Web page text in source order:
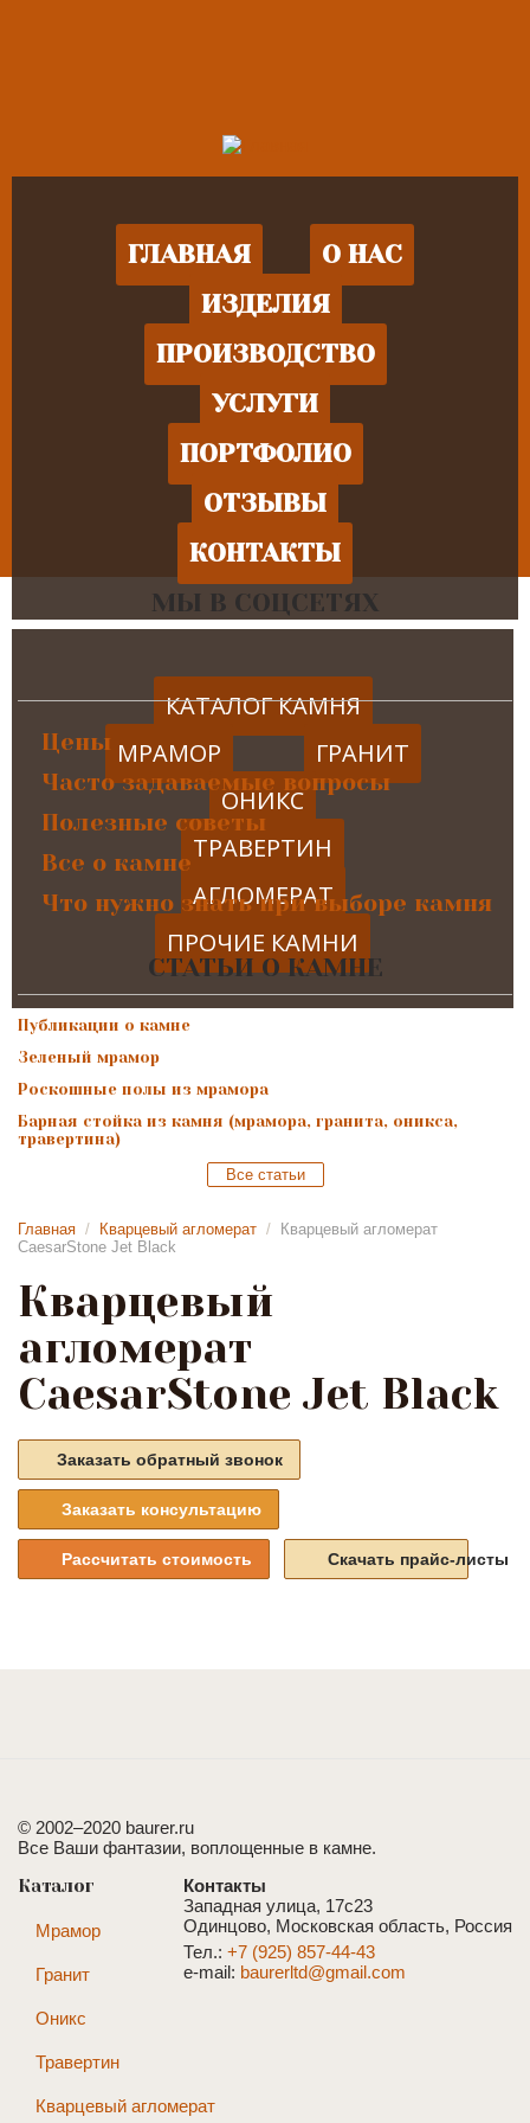
ГЛАВНАЯ
О НАС
ИЗДЕЛИЯ
ПРОИЗВОДСТВО
УСЛУГИ
ПОРТФОЛИО
ОТЗЫВЫ
КОНТАКТЫ
КАТАЛОГ КАМНЯ
МРАМОР
ГРАНИТ
ОНИКС
ТРАВЕРТИН
АГЛОМЕРАТ
ПРОЧИЕ КАМНИ
МЫ В СОЦСЕТЯХ
Цены
Часто задаваемые вопросы
Полезные советы
Все о камне
Что нужно знать при выборе камня
СТАТЬИ О КАМНЕ
Публикации о камне
Зеленый мрамор
Роскошные полы из мрамора
Барная стойка из камня (мрамора, гранита, оникса,
травертина)
Все статьи
Главная / Кварцевый агломерат / Кварцевый агломерат
CaesarStone Jet Black
Кварцевый
агломерат
CaesarStone Jet Black
Заказать обратный звонок
Заказать консультацию
Рассчитать стоимость Скачать прайс-листы
© 2002–2020 baurer.ru
Все Ваши фантазии, воплощенные в камне.
Контакты
Западная улица, 17с23
Одинцово, Московская область, Россия
Тел.: +7 (925) 857-44-43
e-mail: baurerltd@gmail.com
Каталог
Мрамор
Гранит
Оникс
Травертин
Кварцевый агломерат